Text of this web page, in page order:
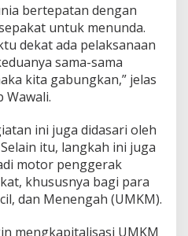
bertepatan dengan
untuk menunda.
dekat ada pelaksanaan
sama-sama
kita gabungkan,” jelas
Wawali.
ini juga didasari oleh
itu, langkah ini juga
motor penggerak
khususnya bagi para
dan Menengah (UMKM).
mengkapitalisasi UMKM